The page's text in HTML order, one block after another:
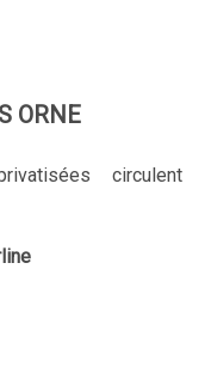
ORNE
circulent